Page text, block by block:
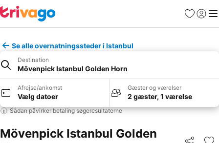
Favoritter
Log ind
Se alle overnatningssteder i Istanbul
Destination
Mövenpick Istanbul Golden Horn
Afrejse/ankomst
Vælg datoer
Gæster og værelser
2 gæster, 1 værelse
Sådan påvirker betaling søgeresultaterne
Mövenpick Istanbul Golden